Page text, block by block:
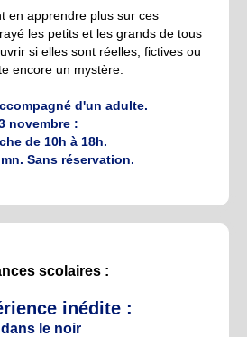
en apprendre plus sur ces
les petits et les grands de tous
si elles sont réelles, fictives ou
encore un mystère.
d'un adulte.
novembre :
de 10h à 18h.
Sans réservation.
scolaires :
inédite :
le noir